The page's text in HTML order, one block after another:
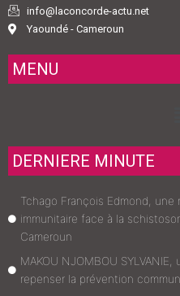
info@laconcorde-actu.net
Yaoundé - Cameroun
MENU
DERNIERE MINUTE
Tchago François Edmond,
immunitaire face à la
Cameroun
MAKOU NJOMBOU
repenser la prévention